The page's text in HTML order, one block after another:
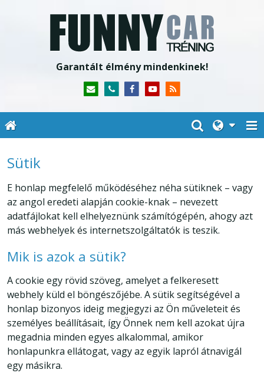
Garantált élmény mindenkinek!
Sütik
E honlap megfelelő működéséhez néha sütiknek – vagy
az angol eredeti alapján cookie-knak – nevezett
adatfájlokat kell elhelyeznünk számítógépén, ahogy azt
más webhelyek és internetszolgáltatók is teszik.
Mik is azok a sütik?
A cookie egy rövid szöveg, amelyet a felkeresett
webhely küld el böngészőjébe. A sütik segítségével a
honlap bizonyos ideig megjegyzi az Ön műveleteit és
személyes beállításait, így Önnek nem kell azokat újra
megadnia minden egyes alkalommal, amikor
honlapunkra ellátogat, vagy az egyik lapról átnavigál
egy másikra.